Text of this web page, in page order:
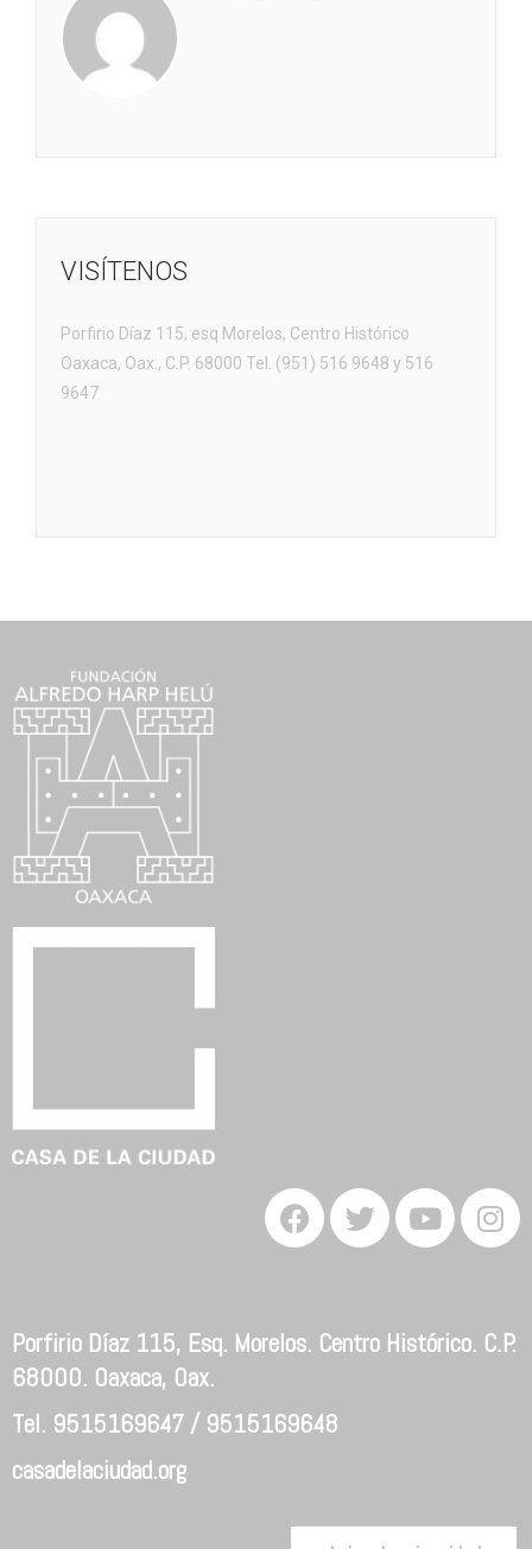
VISÍTENOS
Porfirio Díaz 115, esq Morelos, Centro Histórico
Oaxaca, Oax., C.P. 68000 Tel. (951) 516 9648 y 516
9647
Porfirio Díaz 115, Esq. Morelos. Centro Histórico. C.P.
68000. Oaxaca, Oax.
Tel. 9515169647 / 9515169648
casadelaciudad.org